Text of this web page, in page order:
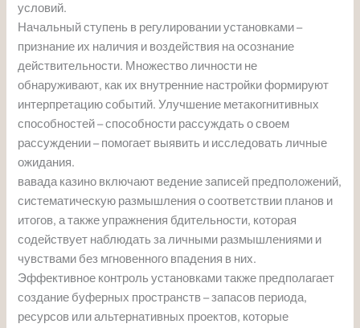
условий.
Начальный ступень в регулировании установками –
признание их наличия и воздействия на осознание
действительности. Множество личности не
обнаруживают, как их внутренние настройки формируют
интерпретацию событий. Улучшение метакогнитивных
способностей – способности рассуждать о своем
рассуждении – помогает выявить и исследовать личные
ожидания.
вавада казино включают ведение записей предположений,
систематическую размышления о соответствии планов и
итогов, а также упражнения бдительности, которая
содействует наблюдать за личными размышлениями и
чувствами без мгновенного впадения в них.
Эффективное контроль установками также предполагает
создание буферных пространств – запасов периода,
ресурсов или альтернативных проектов, которые